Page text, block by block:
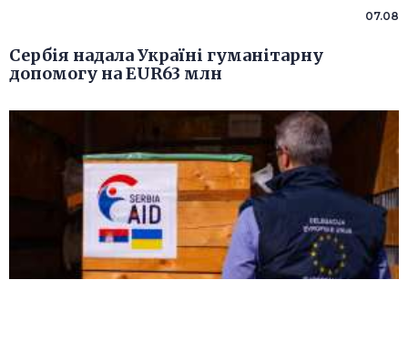
07.08
Сербія надала Україні гуманітарну
допомогу на EUR63 млн